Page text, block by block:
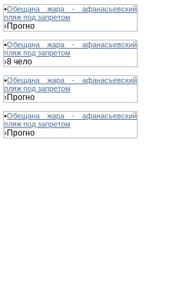
•Обещана жара - афанасьевский
пляж под запретом
›Прогно
•Обещана жара - афанасьевский
пляж под запретом
›8 чело
•Обещана жара - афанасьевский
пляж под запретом
›Прогно
•Обещана жара - афанасьевский
пляж под запретом
›Прогно